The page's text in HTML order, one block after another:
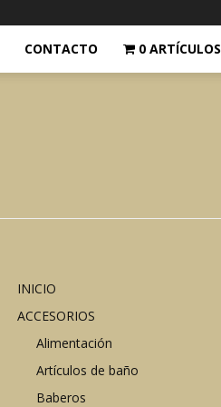
CONTACTO 0 ARTÍCULOS
INICIO
ACCESORIOS
Alimentación
Artículos de baño
Baberos